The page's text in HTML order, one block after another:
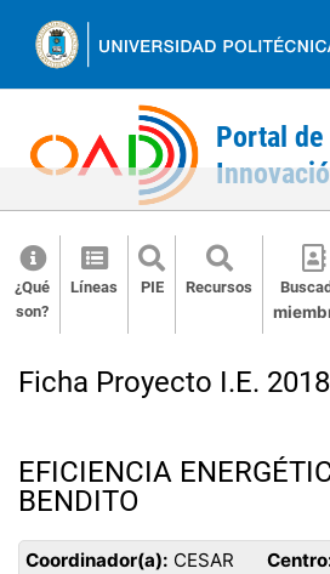
contenido
¿Qué
son?
Líneas PIE Recursos
to
Ficha Proyecto I.E.
EFICIENCIA
BENDITO
Coordinador(a): CESAR